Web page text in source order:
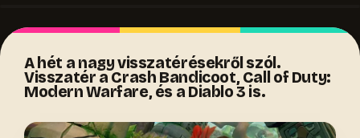
A hét a nagy visszatérésekről szól.
Visszatér a Crash Bandicoot, Call of Duty:
Modern Warfare, és a Diablo 3 is.